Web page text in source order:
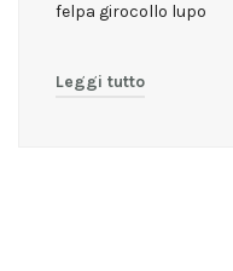
felpa girocollo lupo
Leggi tutto